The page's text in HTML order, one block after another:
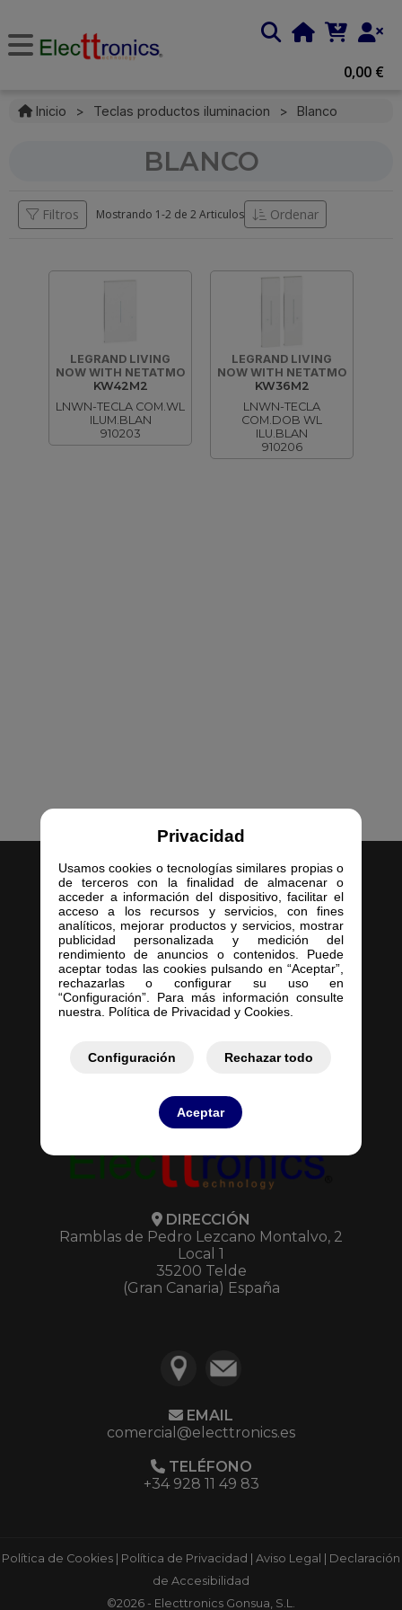
Privacidad
Usamos cookies o tecnologías similares propias o
de terceros con la finalidad de almacenar o
acceder a información del dispositivo, facilitar el
acceso a los recursos y servicios, con fines
analíticos, mejorar productos y servicios, mostrar
publicidad personalizada y medición del
rendimiento de anuncios o contenidos. Puede
aceptar todas las cookies pulsando en “Aceptar”,
rechazarlas o configurar su uso en
“Configuración”. Para más información consulte
nuestra. Política de Privacidad y Cookies.
Configuración Rechazar todo
Aceptar
0,00 €
Inicio > Teclas productos iluminacion > Blanco
BLANCO
Filtros Mostrando 1-2 de 2 Articulos Ordenar
LEGRAND LIVING
NOW WITH NETATMO
KW42M2
LNWN-TECLA COM.WL
ILUM.BLAN
910203
LEGRAND LIVING
NOW WITH NETATMO
KW36M2
LNWN-TECLA
COM.DOB WL
ILU.BLAN
910206
Inicio
Empresa
Servicios
Contacto
Mis Presupuestos
DIRECCIÓN
Ramblas de Pedro Lezcano Montalvo, 2
Local 1
35200 Telde
(Gran Canaria) España
EMAIL
comercial@electtronics.es
TELÉFONO
+34 928 11 49 83
Política de Cookies Política de Privacidad Aviso Legal
Declaración
de Accesibilidad
©2026 - Electtronics Gonsua, S.L.